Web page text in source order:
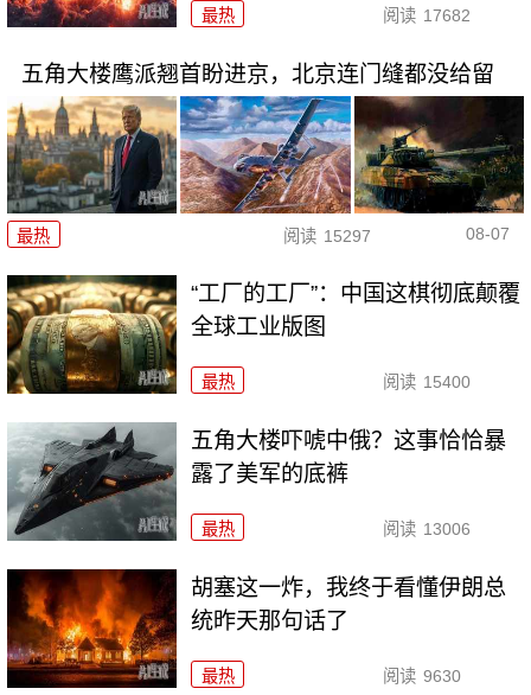
最热 阅读 17682
五角大楼鹰派翘首盼进京，北京连门缝都没给留
最热 阅读 15297 08-07
“工厂的工厂”：中国这棋彻底颠覆
全球工业版图
最热 阅读 15400
五角大楼吓唬中俄？这事恰恰暴
露了美军的底裤
最热 阅读 13006
胡塞这一炸，我终于看懂伊朗总
统昨天那句话了
最热 阅读 9630